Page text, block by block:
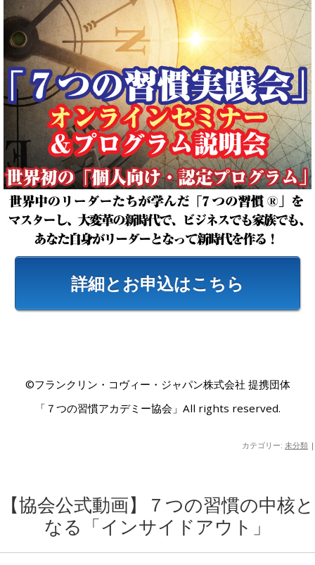
詳細とお申込はこちら
©フランクリン・コヴィー・ジャパン株式会社 提携団体
「７つの習慣アカデミー協会」All rights reserved.
カテゴリー: 未分類 |
【協会公式動画】７つの習慣の中核と
なる「インサイドアウト」